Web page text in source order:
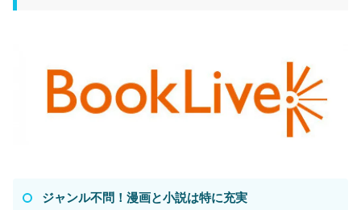
ジャンル不問！漫画と小説は特に充実